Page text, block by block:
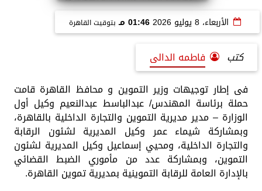
الأربعاء، 8 يوليو 2026 01:46 مـ بتوقيت القاهرة
كتب
فاطمه الدالى
فى إطار توجيهات وزير التموين و محافظ القاهرة قامت
حملة برئاسة المهندس/ عبدالباسط عبدالنعيم وكيل أول
الوزارة – مدير مديرية التموين والتجارة الداخلية بالقاهرة،
وبمشاركة شيماء عمر وكيل المديرية لشئون الرقابة
والتجارة الداخلية، ومحيي إسماعيل وكيل المديرية لشئون
التموين، وبمشاركة عدد من مأموري الضبط القضائي
بالإدارة العامة للرقابة التموينية بمديرية تموين القاهرة.